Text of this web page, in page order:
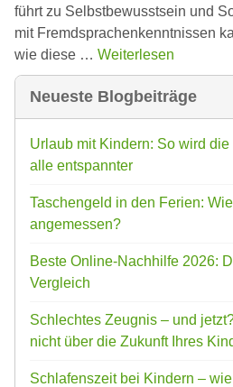
führt zu Selbstbewusstsein und
mit Fremdsprachenkenntnissen
wie diese … Weiterlesen
Neueste Blogbeiträge
Urlaub mit Kindern: So wird
alle entspannter
Taschengeld in den Ferien:
angemessen?
Beste Online-Nachhilfe 2026:
Vergleich
Schlechtes Zeugnis – und
nicht über die Zukunft Ihres
Schlafenszeit bei Kindern –